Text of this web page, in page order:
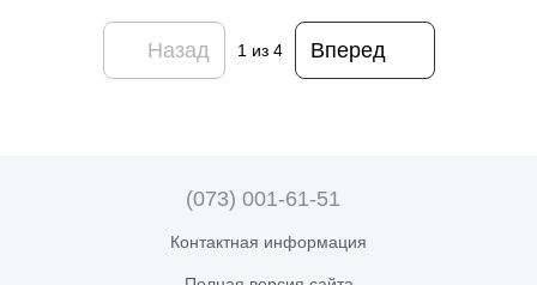
Назад 1 из 4 Вперед
(073) 001-61-51
Контактная информация